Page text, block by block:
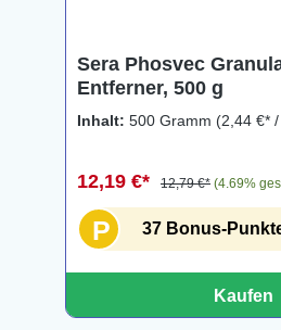
Sera Phosvec
Entferner, 500 g
Inhalt: 500 Gramm (2,44 €*
12,19 €* 12,79 €* (4.69%
P 37 Bonus-
Kaufen